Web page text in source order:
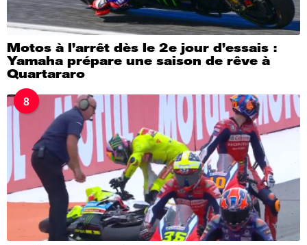
Motos à l’arrêt dès le 2e jour d’essais :
Yamaha prépare une saison de rêve à
Quartararo
8